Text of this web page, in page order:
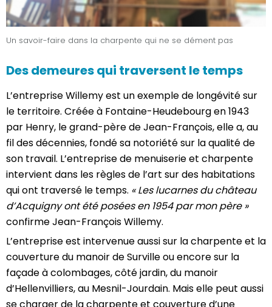
Un savoir-faire dans la charpente qui ne se dément pas
Des demeures qui traversent le temps
L’entreprise Willemy est un exemple de longévité sur
le territoire. Créée à Fontaine-Heudebourg en 1943
par Henry, le grand-père de Jean-François, elle a, au
fil des décennies, fondé sa notoriété sur la qualité de
son travail. L’entreprise de menuiserie et charpente
intervient dans les règles de l’art sur des habitations
qui ont traversé le temps. « Les lucarnes du château
d’Acquigny ont été posées en 1954 par mon père »
confirme Jean-François Willemy.
L’entreprise est intervenue aussi sur la charpente et la
couverture du manoir de Surville ou encore sur la
façade à colombages, côté jardin, du manoir
d’Hellenvilliers, au Mesnil-Jourdain. Mais elle peut aussi
se charger de la charpente et couverture d’une